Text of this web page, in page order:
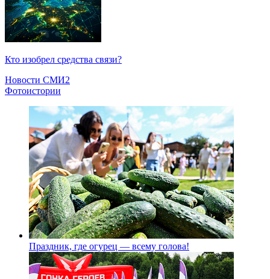
Кто изобрел средства связи?
Новости СМИ2
Фотоистории
Праздник, где огурец — всему голова!